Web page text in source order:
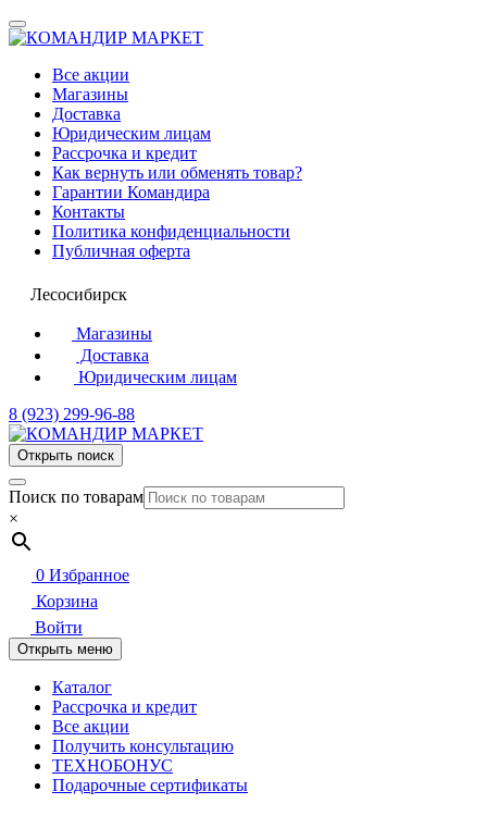
Все акции
Магазины
Доставка
Юридическим лицам
Рассрочка и кредит
Как вернуть или обменять товар?
Гарантии Командира
Контакты
Политика конфиденциальности
Публичная оферта
Лесосибирск
Магазины
Доставка
Юридическим лицам
8 (923) 299-96-88
Открыть поиск
Поиск по товарам
×
0 Избранное
Корзина
Войти
Открыть меню
Каталог
Рассрочка и кредит
Все акции
Получить консультацию
ТЕХНОБОНУС
Подарочные сертификаты